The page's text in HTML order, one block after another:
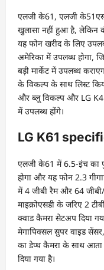
एलजी के61, एलजी
खुलासा नहीं हुआ है, लेकिन
यह फोन खरीद के लिए
अमेरिका में उपलब्ध होगा,
बड़ी मार्केट में उपलब्ध
के विकल्प के साथ लिस्ट
और ब्लू विकल्प और LG
में उपलब्ध होंगे।
LG K61
एलजी के61 में 6.5-इंच का
होगा और यह फोन 2.3
में 4 जीबी रैम और 64
माइक्रोएसडी के जरिए 2
क्वाड कैमरा सेटअप दिया
मेगापिक्सल सुपर वाइड
का डेप्थ कैमरा के साथ आता
दिया गया है।